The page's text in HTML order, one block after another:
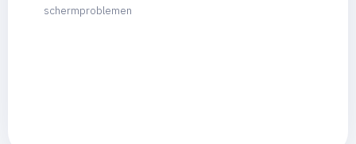
schermproblemen